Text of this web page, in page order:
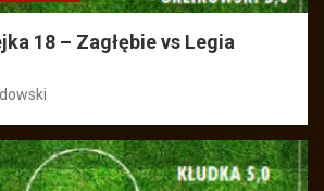
18 – Zagłębie vs Legia